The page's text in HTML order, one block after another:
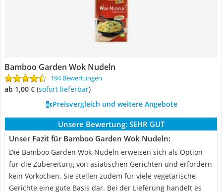
Bamboo Garden Wok Nudeln
194 Bewertungen
ab 1,00 € ( Sofort lieferbar)
Preisvergleich und weitere Angebote
Unsere Bewertung: SEHR GUT
Unser Fazit für Bamboo Garden Wok Nudeln:
Die Bamboo Garden Wok-Nudeln erweisen sich als Option
für die Zubereitung von asiatischen Gerichten und erfordern
kein Vorkochen. Sie stellen zudem für viele vegetarische
Gerichte eine gute Basis dar. Bei der Lieferung handelt es